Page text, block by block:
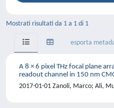
Mostrati risultati da 1 a 1 di 1
esporta
A 8 × 6 pixel THz focal plane
readout channel in 150 nm
2017-01-01 Zanoli, Marco; Ali,